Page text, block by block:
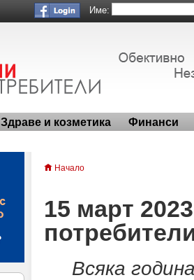
Име:
Здраве и козметика Финанси
Начало
15 март
Всяка